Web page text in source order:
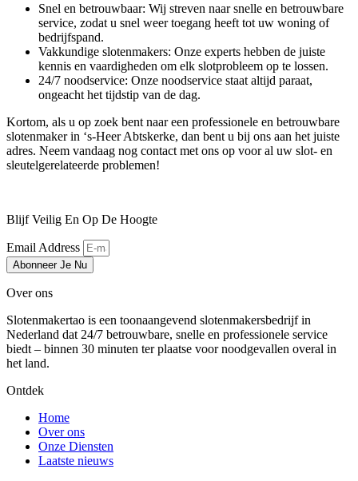
Snel en betrouwbaar: Wij streven naar snelle en betrouwbare
service, zodat u snel weer toegang heeft tot uw woning of
bedrijfspand.
Vakkundige slotenmakers: Onze experts hebben de juiste
kennis en vaardigheden om elk slotprobleem op te lossen.
24/7 noodservice: Onze noodservice staat altijd paraat,
ongeacht het tijdstip van de dag.
Kortom, als u op zoek bent naar een professionele en betrouwbare
slotenmaker in ‘s-Heer Abtskerke, dan bent u bij ons aan het juiste
adres. Neem vandaag nog contact met ons op voor al uw slot- en
sleutelgerelateerde problemen!
Blijf Veilig En Op De Hoogte
Email Address
Abonneer Je Nu
Over ons
Slotenmakertao is een toonaangevend slotenmakersbedrijf in
Nederland dat 24/7 betrouwbare, snelle en professionele service
biedt – binnen 30 minuten ter plaatse voor noodgevallen overal in
het land.
Ontdek
Home
Over ons
Onze Diensten
Laatste nieuws